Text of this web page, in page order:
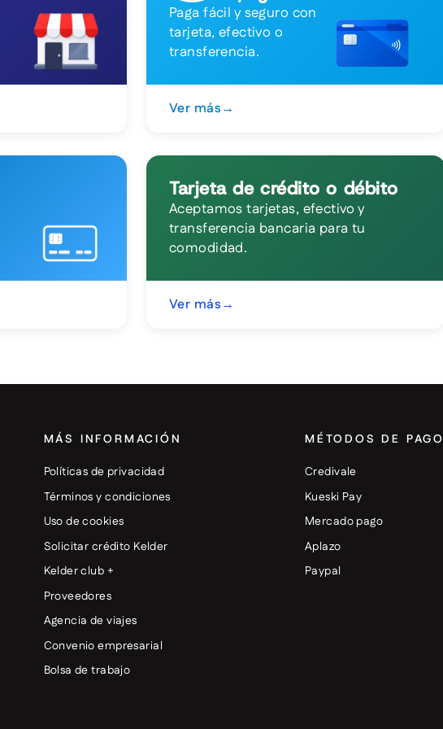
Paga fácil y seguro con
tarjeta, efectivo o
transferencia.
Ver más→
Tarjeta de crédito o débito
Aceptamos tarjetas, efectivo y
transferencia bancaria para tu
comodidad.
Ver más→
MÁS INFORMACIÓN
Políticas de privacidad
Términos y condiciones
Uso de cookies
Solicitar crédito Kelder
Kelder club +
Proveedores
Agencia de viajes
Convenio empresarial
Bolsa de trabajo
MÉTODOS DE PAGO
Credivale
Kueski Pay
Mercado pago
Aplazo
Paypal